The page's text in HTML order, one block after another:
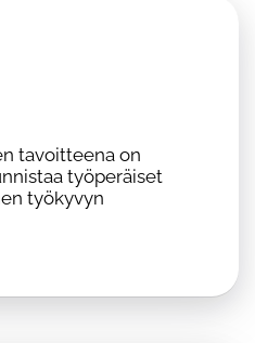
tavoitteena on
työperäiset
työkyvyn